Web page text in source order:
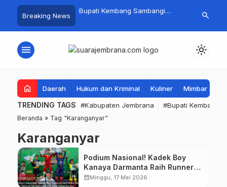
Breaking News
PKK Provinsi Bali di
Omzet Ratusan
Bupati Kembang Sambangi
Bantuan Disalurkan untuk
Tim
Perairan
search
menu light_mode
home Daerah Hukum dan Kriminal Kuliner Mimbar
TRENDING TAGS #Kabupaten Jembrana #Bupati Kembang
Beranda » Tag "Karanganyar"
Karanganyar
Podium Nasional! Kadek Boy
Kanaya Darmanta Raih Runner
Up Kejurnas MX 50cc
calendar_monthMinggu, 17 Mei 2026